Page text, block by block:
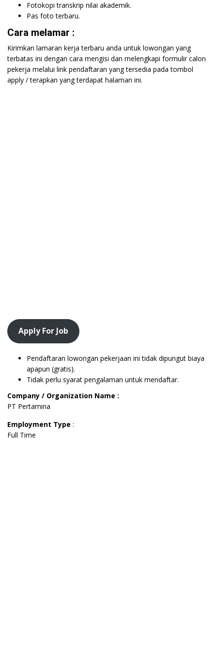
Fotokopi transkrip nilai akademik.
Pas foto terbaru.
Cara melamar :
Kirimkan lamaran kerja terbaru anda untuk lowongan yang
terbatas ini dengan cara mengisi dan melengkapi formulir calon
pekerja melalui link pendaftaran yang tersedia pada tombol
apply / terapkan yang terdapat halaman ini.
Apply For Job
Pendaftaran lowongan pekerjaan ini tidak dipungut biaya
apapun (gratis).
Tidak perlu syarat pengalaman untuk mendaftar.
Company / Organization Name :
PT Pertamina
Employment Type :
Full Time